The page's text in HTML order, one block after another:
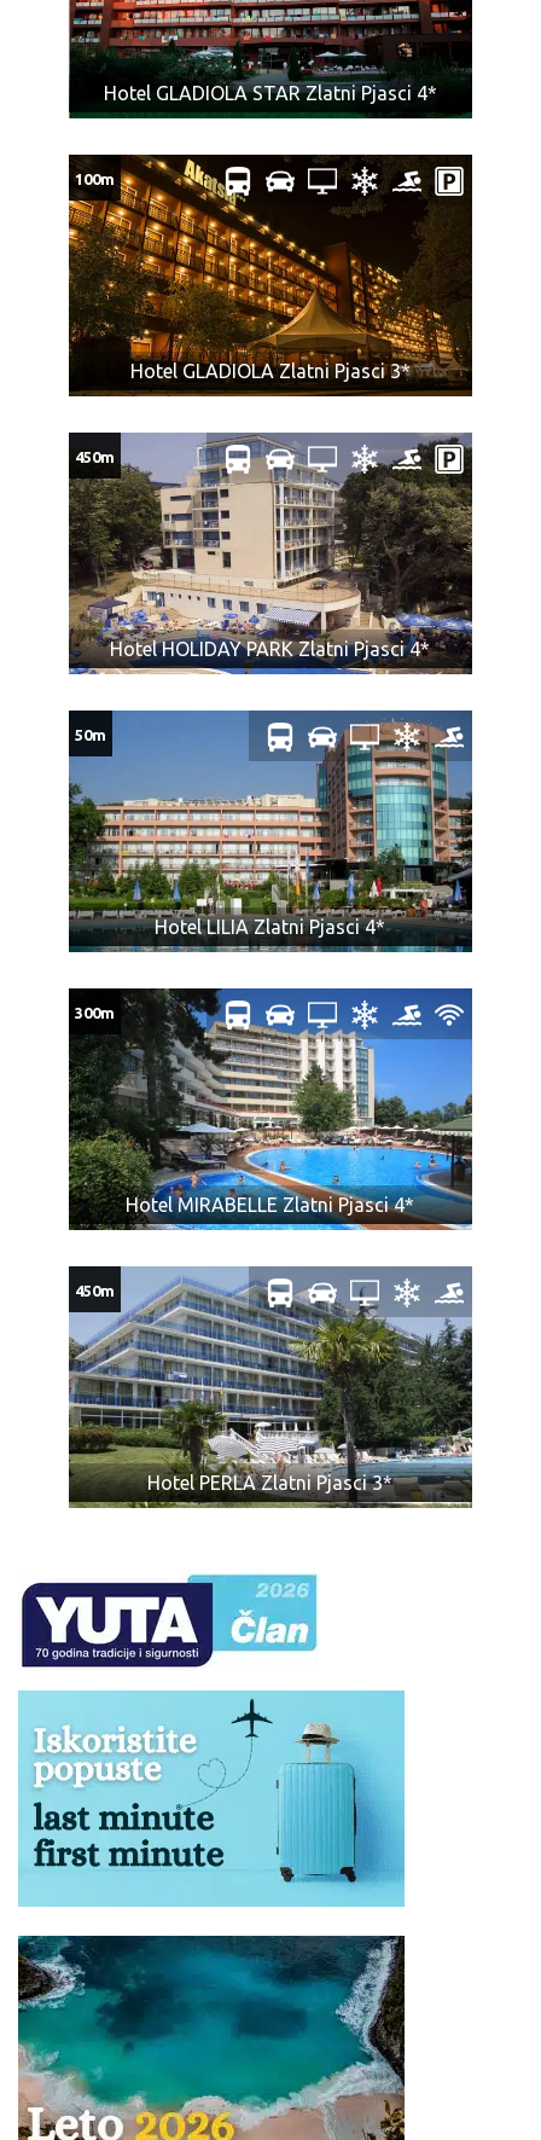
Hotel GLADIOLA STAR Zlatni Pjasci 4*
Hotel GLADIOLA Zlatni Pjasci 3*
100m
Hotel HOLIDAY PARK Zlatni Pjasci 4*
450m
Hotel LILIA Zlatni Pjasci 4*
50m
Hotel MIRABELLE Zlatni Pjasci 4*
300m
Hotel PERLA Zlatni Pjasci 3*
450m